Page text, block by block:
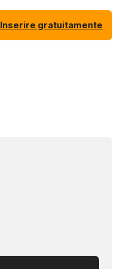
Inserire gratuitamente